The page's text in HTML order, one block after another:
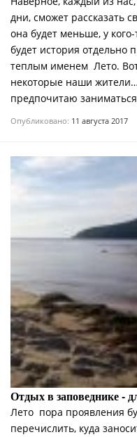
дни, сможет рассказать
она будет меньше, у
будет история отдельно
теплым именем ­ Лето.
некоторые наши
предпочитаю
Опубликовано: 11 августа 2017
Отдых в заповеднике -­
Лето ­ пора проявления
перечислить, куда